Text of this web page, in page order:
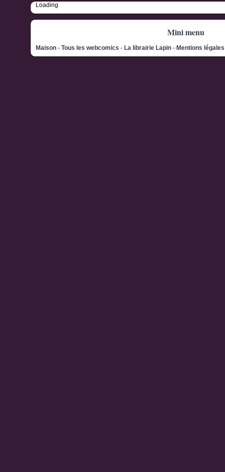
Loading
Mini menu
Maison - Tous les webcomics - La librairie Lapin - Mentions